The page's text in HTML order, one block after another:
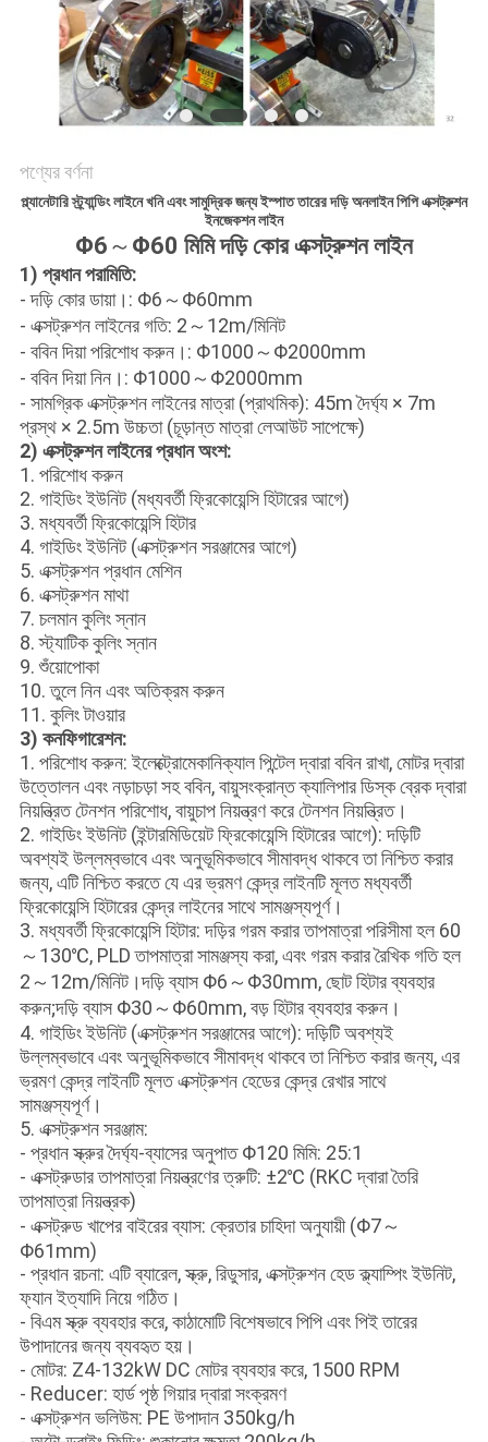
PRIVACY
POLICY
পণ্যের বর্ণনা
প্ল্যানেটারি স্ট্র্যান্ডিং লাইনে খনি এবং সামুদ্রিক জন্য ইস্পাত তারের দড়ি অনলাইন পিপি এক্সট্রুশন
ইনজেকশন লাইন
Φ6 ～ Φ60 মিমি দড়ি কোর এক্সট্রুশন লাইন
1) প্রধান পরামিতি:
- দড়ি কোর ডায়া।: Φ6～Φ60mm
- এক্সট্রুশন লাইনের গতি: 2～12m/মিনিট
- ববিন দিয়া পরিশোধ করুন।: Φ1000～Φ2000mm
- ববিন দিয়া নিন।: Φ1000～Φ2000mm
- সামগ্রিক এক্সট্রুশন লাইনের মাত্রা (প্রাথমিক): 45m দৈর্ঘ্য × 7m
প্রস্থ × 2.5m উচ্চতা (চূড়ান্ত মাত্রা লেআউট সাপেক্ষে)
2) এক্সট্রুশন লাইনের প্রধান অংশ:
1. পরিশোধ করুন
2. গাইডিং ইউনিট (মধ্যবর্তী ফ্রিকোয়েন্সি হিটারের আগে)
3. মধ্যবর্তী ফ্রিকোয়েন্সি হিটার
4. গাইডিং ইউনিট (এক্সট্রুশন সরঞ্জামের আগে)
5. এক্সট্রুশন প্রধান মেশিন
6. এক্সট্রুশন মাথা
7. চলমান কুলিং স্নান
8. স্ট্যাটিক কুলিং স্নান
9. শুঁয়োপোকা
10. তুলে নিন এবং অতিক্রম করুন
11. কুলিং টাওয়ার
3) কনফিগারেশন:
1. পরিশোধ করুন: ইলেক্ট্রোমেকানিক্যাল পিন্টেল দ্বারা ববিন রাখা, মোটর দ্বারা
উত্তোলন এবং নড়াচড়া সহ ববিন, বায়ুসংক্রান্ত ক্যালিপার ডিস্ক ব্রেক দ্বারা
নিয়ন্ত্রিত টেনশন পরিশোধ, বায়ুচাপ নিয়ন্ত্রণ করে টেনশন নিয়ন্ত্রিত।
2. গাইডিং ইউনিট (ইন্টারমিডিয়েট ফ্রিকোয়েন্সি হিটারের আগে): দড়িটি
অবশ্যই উল্লম্বভাবে এবং অনুভূমিকভাবে সীমাবদ্ধ থাকবে তা নিশ্চিত করার
জন্য, এটি নিশ্চিত করতে যে এর ভ্রমণ কেন্দ্র লাইনটি মূলত মধ্যবর্তী
ফ্রিকোয়েন্সি হিটারের কেন্দ্র লাইনের সাথে সামঞ্জস্যপূর্ণ।
3. মধ্যবর্তী ফ্রিকোয়েন্সি হিটার: দড়ির গরম করার তাপমাত্রা পরিসীমা হল 60
～130℃, PLD তাপমাত্রা সামঞ্জস্য করা, এবং গরম করার রৈখিক গতি হল
2～12m/মিনিট।দড়ি ব্যাস Φ6～Φ30mm, ছোট হিটার ব্যবহার
করুন;দড়ি ব্যাস Φ30～Φ60mm, বড় হিটার ব্যবহার করুন।
4. গাইডিং ইউনিট (এক্সট্রুশন সরঞ্জামের আগে): দড়িটি অবশ্যই
উল্লম্বভাবে এবং অনুভূমিকভাবে সীমাবদ্ধ থাকবে তা নিশ্চিত করার জন্য, এর
ভ্রমণ কেন্দ্র লাইনটি মূলত এক্সট্রুশন হেডের কেন্দ্র রেখার সাথে
সামঞ্জস্যপূর্ণ।
5. এক্সট্রুশন সরঞ্জাম:
- প্রধান স্ক্রুর দৈর্ঘ্য-ব্যাসের অনুপাত Φ120 মিমি: 25:1
- এক্সট্রুডার তাপমাত্রা নিয়ন্ত্রণের ত্রুটি: ±2℃ (RKC দ্বারা তৈরি
তাপমাত্রা নিয়ন্ত্রক)
- এক্সট্রুড খাপের বাইরের ব্যাস: ক্রেতার চাহিদা অনুযায়ী (Φ7～
Φ61mm)
- প্রধান রচনা: এটি ব্যারেল, স্ক্রু, রিডুসার, এক্সট্রুশন হেড ক্ল্যাম্পিং ইউনিট,
ফ্যান ইত্যাদি নিয়ে গঠিত।
- বিএম স্ক্রু ব্যবহার করে, কাঠামোটি বিশেষভাবে পিপি এবং পিই তারের
উপাদানের জন্য ব্যবহৃত হয়।
- মোটর: Z4-132kW DC মোটর ব্যবহার করে, 1500 RPM
- Reducer: হার্ড পৃষ্ঠ গিয়ার দ্বারা সংক্রমণ
- এক্সট্রুশন ভলিউম: PE উপাদান 350kg/h